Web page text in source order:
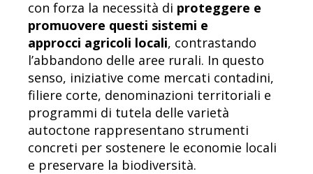
con forza la necessità di proteggere e
promuovere questi sistemi e
approcci agricoli locali, contrastando
l’abbandono delle aree rurali. In questo
senso, iniziative come mercati contadini,
filiere corte, denominazioni territoriali e
programmi di tutela delle varietà
autoctone rappresentano strumenti
concreti per sostenere le economie locali
e preservare la biodiversità.